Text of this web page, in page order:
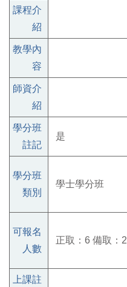
課程介
紹
教學內
容
師資介
紹
學分班
註記
是
學分班
類別
學士學分班
可報名
人數
正取：6 備取：2
上課註